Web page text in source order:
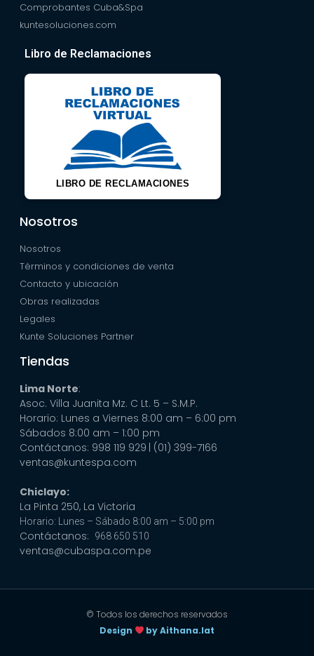
Comprobantes Cuba&Spa
kuntesoluciones.com
Libro de Reclamaciones
LIBRO DE RECLAMACIONES
Nosotros
Nosotros
Términos y condiciones de venta
Contacto y ubicación
Obras realizadas
Legales
Kunte Soluciones Partner
Tiendas
Lima Norte:
Asoc. Villa Juanita Mz. C Lt. 5 – S.M.P.
Horario: Lunes a Viernes 8:00 am – 6:00 pm
Sábados 8:00 am – 1:00 pm
Contáctanos: 998 119 929 | (01) 399-7166
ventas@kuntespa.com
Chiclayo:
La Pinta 250, La Victoria
Horario: Lunes – Sábado 8:00 am – 5:00 pm
Contáctanos: 968 650 510
ventas@cubaspa.com.pe
© Todos los derechos reservados
Design
by Aithana.lat